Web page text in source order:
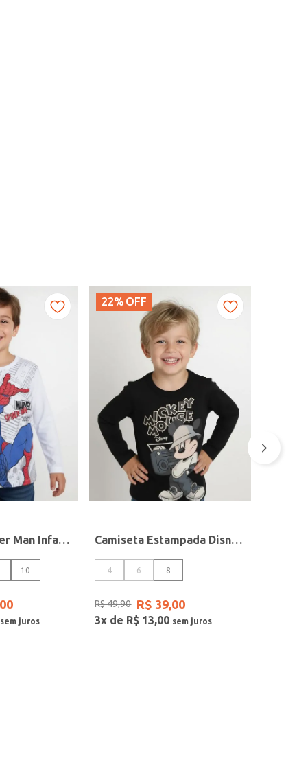
Camiseta Spider Man Infantil Para Menino - BRANCO
10
22% OFF
Camiseta Estampada Disney Infantil Para Menino - PRETO
4 6 8
R$49,90 R$ 39,00
3x de R$ 13,00